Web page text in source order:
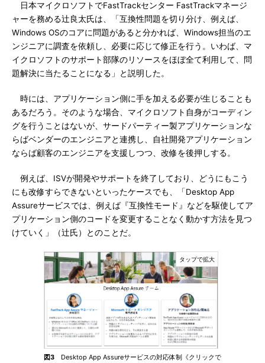
日本マイクロソフトでFastTrackセンター FastTrackマネージ
ャーを務める辻󠄀良太氏は、「互換性問題を切り分け、例えば、
Windows OSのコアに問題があると分かれば、Windows担当のエ
ンジニアに調査を依頼し、必要に応じて修正を行う。いわば、マ
イクロソフトのサポート部隊のリソースをほぼ全て利用して、問
題解決に当たることになる」と説明した。
時には、アプリケーション側に手を加える必要が生じることも
あるだろう。そのような場合、マイクロソフト自身がコーディン
グを行うことはないが、サードパーティー製アプリケーションな
らばベンダーのエンジニアと連携し、自社開発アプリケーション
ならば顧客のエンジニアを支援しつつ、改修を後押しする。
例えば、ISVが開発やサポートを終了しており、どうにもこう
にも改修すらできないといったケースでも、「Desktop App
Assureサービスでは、例えば『互換性モード』などを駆使してア
プリケーション側のコードを変更することなく動かす方法を見つ
けていく」（辻󠄀氏）とのことだ。
図3 Desktop App Assureサービスの対応体制《クリックで